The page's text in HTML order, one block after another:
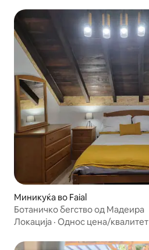
Миникуќа во Faial
Ботаничко бегство од Мадеира
Локација · Однос цена/квалитет